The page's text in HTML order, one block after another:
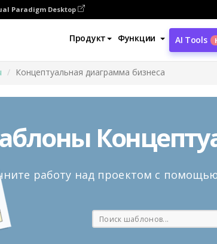
Paradigm Desktop
Продукт Функции AI Tools
Концептуальная диаграмма бизнеса
работу над проектом с